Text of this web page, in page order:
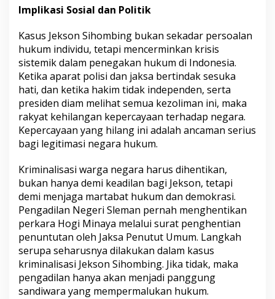
Implikasi Sosial dan Politik
Kasus Jekson Sihombing bukan sekadar persoalan
hukum individu, tetapi mencerminkan krisis
sistemik dalam penegakan hukum di Indonesia.
Ketika aparat polisi dan jaksa bertindak sesuka
hati, dan ketika hakim tidak independen, serta
presiden diam melihat semua kezoliman ini, maka
rakyat kehilangan kepercayaan terhadap negara.
Kepercayaan yang hilang ini adalah ancaman serius
bagi legitimasi negara hukum.
Kriminalisasi warga negara harus dihentikan,
bukan hanya demi keadilan bagi Jekson, tetapi
demi menjaga martabat hukum dan demokrasi.
Pengadilan Negeri Sleman pernah menghentikan
perkara Hogi Minaya melalui surat penghentian
penuntutan oleh Jaksa Penutut Umum. Langkah
serupa seharusnya dilakukan dalam kasus
kriminalisasi Jekson Sihombing. Jika tidak, maka
pengadilan hanya akan menjadi panggung
sandiwara yang mempermalukan hukum.